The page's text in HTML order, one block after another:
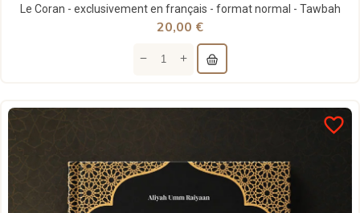
Le Coran - exclusivement en français - format normal - Tawbah
20,00 €
favorite_border